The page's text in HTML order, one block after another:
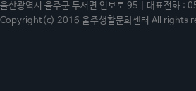
울산광역시 울주군 두서면 인보로 95 | 대표전
Copyright(c) 2016 울주생활문화센터 All rights